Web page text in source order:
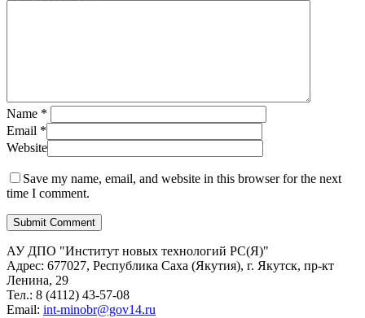
Name *
Email *
Website
Save my name, email, and website in this browser for the next
time I comment.
АУ ДПО "Институт новых технологий РС(Я)"
Адрес: 677027, Республика Саха (Якутия), г. Якутск, пр-кт
Ленина, 29
Тел.: 8 (4112) 43-57-08
Email: int-minobr@gov14.ru